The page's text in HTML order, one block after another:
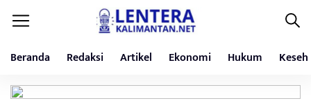
Beranda Redaksi Artikel Ekonomi Hukum